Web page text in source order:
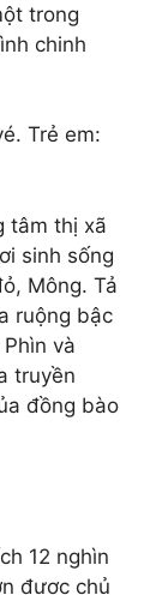
trong
chinh
Trẻ em:
tâm thị xã
sinh sống
Mông. Tả
ruộng bậc
và
truyền
đồng bào
12 nghìn
được chủ